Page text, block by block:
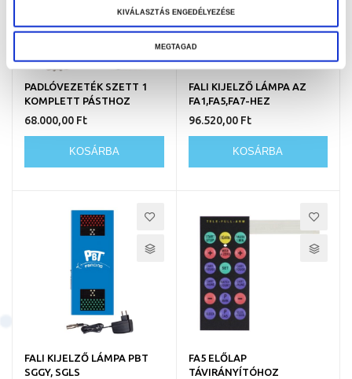
KIVÁLASZTÁS ENGEDÉLYEZÉSE
MEGTAGAD
PADLÓVEZETÉK SZETT 1
KOMPLETT PÁSTHOZ
68.000,00 Ft
KOSÁRBA
FALI KIJELZŐ LÁMPA AZ
FA1,FA5,FA7-HEZ
96.520,00 Ft
KOSÁRBA
FALI KIJELZŐ LÁMPA PBT
SGGY, SGLS
FA5 ELŐLAP
TÁVIRÁNYÍTÓHOZ